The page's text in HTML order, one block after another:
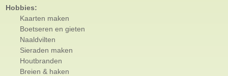
Hobbies:
Kaarten maken
Boetseren en gieten
Naaldvilten
Sieraden maken
Houtbranden
Breien & haken